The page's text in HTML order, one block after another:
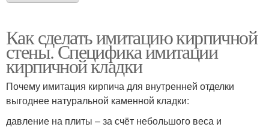
Как сделать имитацию кирпичной
стены. Специфика имитации
кирпичной кладки
Почему имитация кирпича для внутренней отделки
выгоднее натуральной каменной кладки:
давление на плиты – за счёт небольшого веса и